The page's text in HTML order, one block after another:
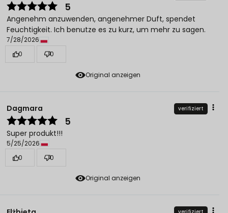
Original anzeigen
5
Angenehm anzuwenden, angenehmer Duft, spendet
Feuchtigkeit. Ich benutze es zu kurz, um mehr zu sagen.
7/28/2026
0
0
Original anzeigen
Dagmara verifiziert
5
Super produkt!!!
5/25/2026
0
0